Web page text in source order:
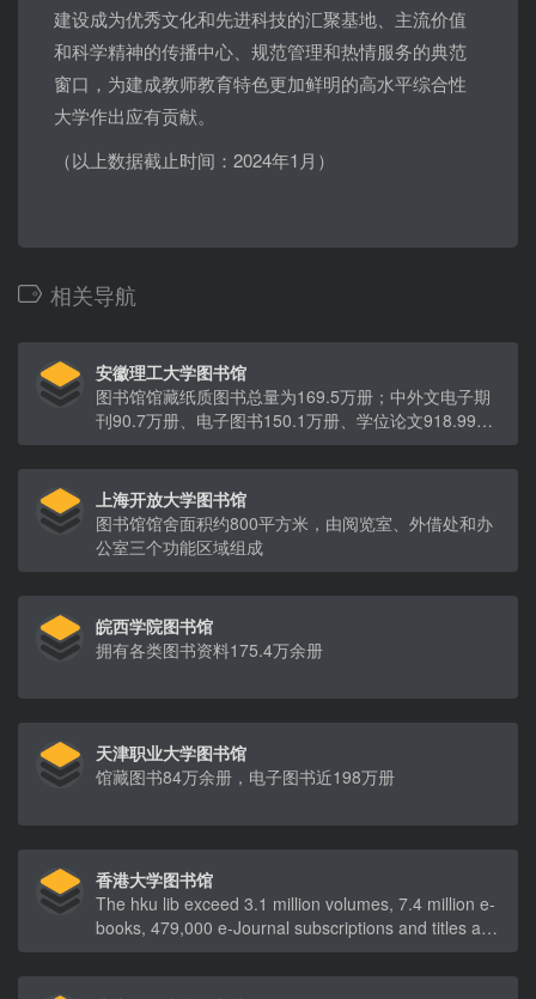
建设成为优秀文化和先进科技的汇聚基地、主流价值
和科学精神的传播中心、规范管理和热情服务的典范
窗口，为建成教师教育特色更加鲜明的高水平综合性
大学作出应有贡献。
（以上数据截止时间：2024年1月）
相关导航
安徽理工大学图书馆
图书馆馆藏纸质图书总量为169.5万册；中外文电子期
刊90.7万册、电子图书150.1万册、学位论文918.99万
份、音视频资料10.4万小时，自建特色数据库4种。
上海开放大学图书馆
图书馆馆舍面积约800平方米，由阅览室、外借处和办
公室三个功能区域组成
皖西学院图书馆
拥有各类图书资料175.4万余册
天津职业大学图书馆
馆藏图书84万余册，电子图书近198万册
香港大学图书馆
The hku lib exceed 3.1 million volumes, 7.4 million e-
books, 479,000 e-Journal subscriptions and titles and
938 e-Databases